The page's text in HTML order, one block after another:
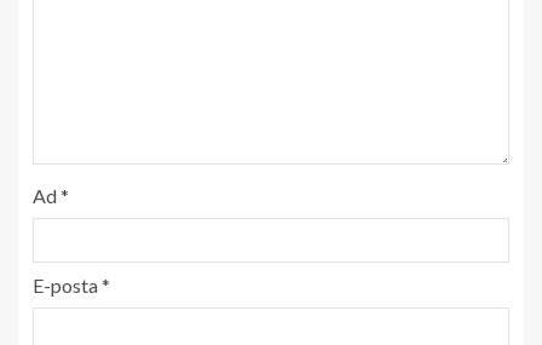
Ad*
E-posta*